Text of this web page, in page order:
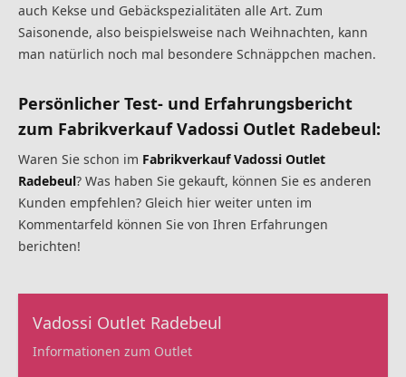
auch Kekse und Gebäckspezialitäten alle Art. Zum
Saisonende, also beispielsweise nach Weihnachten, kann
man natürlich noch mal besondere Schnäppchen machen.
Persönlicher Test- und Erfahrungsbericht
zum Fabrikverkauf Vadossi Outlet Radebeul:
Waren Sie schon im Fabrikverkauf Vadossi Outlet
Radebeul? Was haben Sie gekauft, können Sie es anderen
Kunden empfehlen? Gleich hier weiter unten im
Kommentarfeld können Sie von Ihren Erfahrungen
berichten!
Vadossi Outlet Radebeul
Informationen zum Outlet